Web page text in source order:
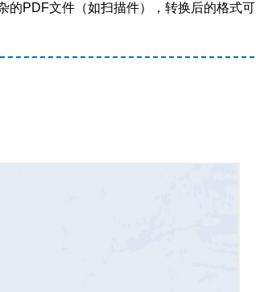
的PDF文件（如扫描件），转换后的格式可